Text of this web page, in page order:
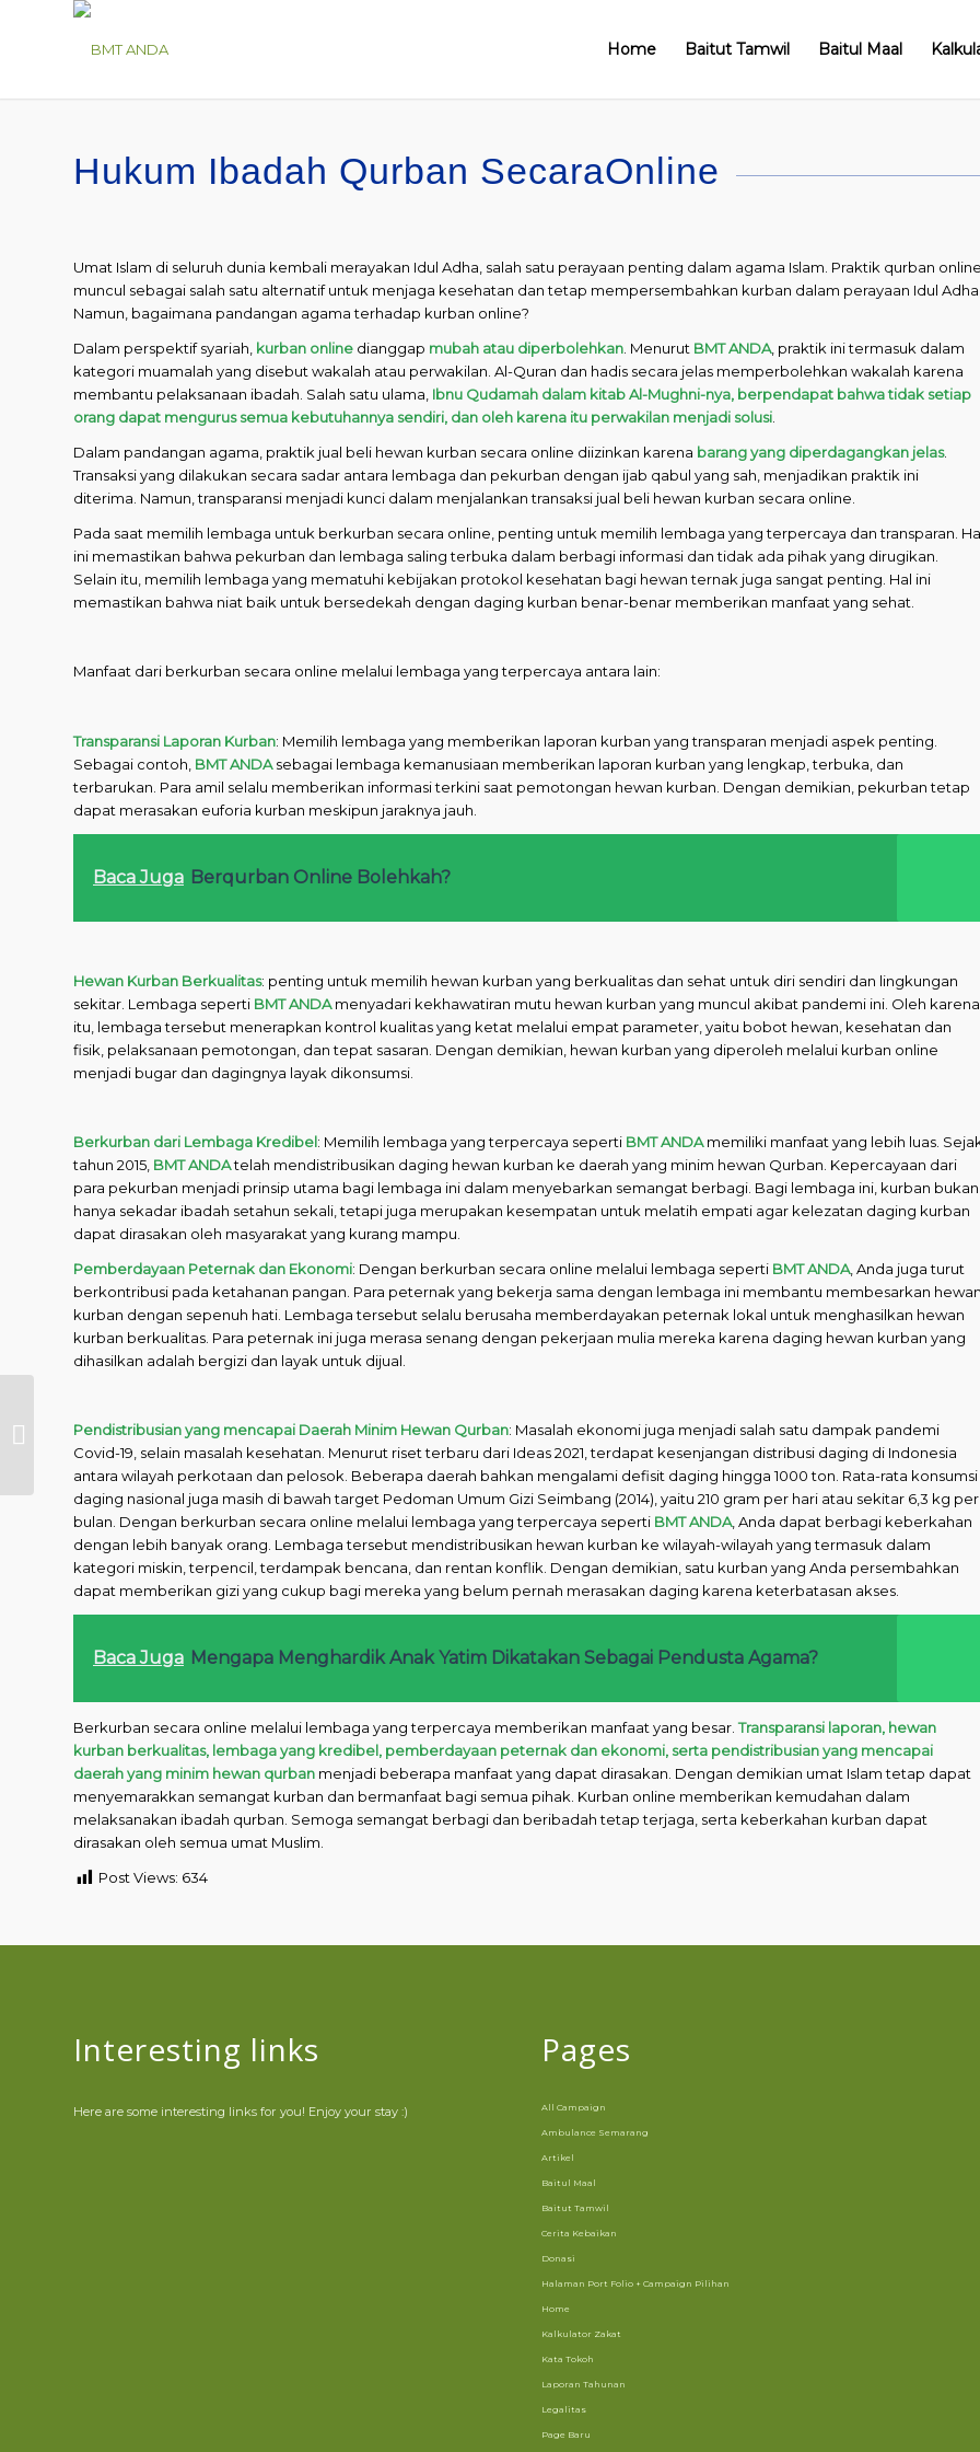
Home Baitut Tamwil Baitul Maal
Hukum Ibadah Qurban SecaraOnline
Umat Islam di seluruh dunia kembali merayakan Idul Adha, salah satu perayaan penting dalam agama Islam. Praktik qurban
muncul sebagai salah satu alternatif untuk menjaga kesehatan dan tetap mempersembahkan kurban dalam perayaan Idul
Namun, bagaimana pandangan agama terhadap kurban online?
Dalam perspektif syariah, kurban online dianggap mubah atau diperbolehkan. Menurut BMT ANDA, praktik ini termasuk dalam
kategori muamalah yang disebut wakalah atau perwakilan. Al-Quran dan hadis secara jelas memperbolehkan wakalah karena
membantu pelaksanaan ibadah. Salah satu ulama, Ibnu Qudamah dalam kitab Al-Mughni-nya, berpendapat bahwa tidak setiap
orang dapat mengurus semua kebutuhannya sendiri, dan oleh karena itu perwakilan menjadi solusi.
Dalam pandangan agama, praktik jual beli hewan kurban secara online diizinkan karena barang yang diperdagangkan jelas.
Transaksi yang dilakukan secara sadar antara lembaga dan pekurban dengan ijab qabul yang sah, menjadikan praktik ini
diterima. Namun, transparansi menjadi kunci dalam menjalankan transaksi jual beli hewan kurban secara online.
Pada saat memilih lembaga untuk berkurban secara online, penting untuk memilih lembaga yang terpercaya dan transparan.
ini memastikan bahwa pekurban dan lembaga saling terbuka dalam berbagi informasi dan tidak ada pihak yang dirugikan.
Selain itu, memilih lembaga yang mematuhi kebijakan protokol kesehatan bagi hewan ternak juga sangat penting. Hal ini
memastikan bahwa niat baik untuk bersedekah dengan daging kurban benar-benar memberikan manfaat yang sehat.
Manfaat dari berkurban secara online melalui lembaga yang terpercaya antara lain:
Transparansi Laporan Kurban: Memilih lembaga yang memberikan laporan kurban yang transparan menjadi aspek penting.
Sebagai contoh, BMT ANDAsebagai lembaga kemanusiaan memberikan laporan kurban yang lengkap, terbuka, dan
terbarukan. Para amil selalu memberikan informasi terkini saat pemotongan hewan kurban. Dengan demikian, pekurban tetap
dapat merasakan euforia kurban meskipun jaraknya jauh.
Baca Juga Berqurban Online Bolehkah?
Hewan Kurban Berkualitas: penting untuk memilih hewan kurban yang berkualitas dan sehat untuk diri sendiri dan lingkungan
sekitar. Lembaga seperti BMT ANDAmenyadari kekhawatiran mutu hewan kurban yang muncul akibat pandemi ini. Oleh karena
itu, lembaga tersebut menerapkan kontrol kualitas yang ketat melalui empat parameter, yaitu bobot hewan, kesehatan dan
fisik, pelaksanaan pemotongan, dan tepat sasaran. Dengan demikian, hewan kurban yang diperoleh melalui kurban online
menjadi bugar dan dagingnya layak dikonsumsi.
Berkurban dari Lembaga Kredibel: Memilih lembaga yang terpercaya seperti BMT ANDAmemiliki manfaat yang lebih luas.
tahun 2015, BMT ANDAtelah mendistribusikan daging hewan kurban ke daerah yang minim hewan Qurban. Kepercayaan dari
para pekurban menjadi prinsip utama bagi lembaga ini dalam menyebarkan semangat berbagi. Bagi lembaga ini, kurban bukan
hanya sekadar ibadah setahun sekali, tetapi juga merupakan kesempatan untuk melatih empati agar kelezatan daging kurban
dapat dirasakan oleh masyarakat yang kurang mampu.
Pemberdayaan Peternak dan Ekonomi: Dengan berkurban secara online melalui lembaga seperti BMT ANDA, Anda juga turut
berkontribusi pada ketahanan pangan. Para peternak yang bekerja sama dengan lembaga ini membantu membesarkan
kurban dengan sepenuh hati. Lembaga tersebut selalu berusaha memberdayakan peternak lokal untuk menghasilkan hewan
kurban berkualitas. Para peternak ini juga merasa senang dengan pekerjaan mulia mereka karena daging hewan kurban yang
dihasilkan adalah bergizi dan layak untuk dijual.
Pendistribusian yang mencapai Daerah Minim Hewan Qurban: Masalah ekonomi juga menjadi salah satu dampak pandemi
Covid-19, selain masalah kesehatan. Menurut riset terbaru dari Ideas 2021, terdapat kesenjangan distribusi daging di Indonesia
antara wilayah perkotaan dan pelosok. Beberapa daerah bahkan mengalami defisit daging hingga 1000 ton. Rata-rata konsumsi
daging nasional juga masih di bawah target Pedoman Umum Gizi Seimbang (2014), yaitu 210 gram per hari atau sekitar 6,3 kg per
bulan. Dengan berkurban secara online melalui lembaga yang terpercaya seperti BMT ANDA, Anda dapat berbagi keberkahan
dengan lebih banyak orang. Lembaga tersebut mendistribusikan hewan kurban ke wilayah-wilayah yang termasuk dalam
kategori miskin, terpencil, terdampak bencana, dan rentan konflik. Dengan demikian, satu kurban yang Anda persembahkan
dapat memberikan gizi yang cukup bagi mereka yang belum pernah merasakan daging karena keterbatasan akses.
Baca Juga Mengapa Menghardik Anak Yatim Dikatakan Sebagai Pendusta Agama?
Berkurban secara online melalui lembaga yang terpercaya memberikan manfaat yang besar.Transparansi laporan, hewan
kurban berkualitas, lembaga yang kredibel, pemberdayaan peternak dan ekonomi, serta pendistribusian yang mencapai
daerah yang minim hewan qurban menjadi beberapa manfaat yang dapat dirasakan. Dengan demikian umat Islam tetap dapat
menyemarakkan semangat kurban dan bermanfaat bagi semua pihak. Kurban online memberikan kemudahan dalam
melaksanakan ibadah qurban. Semoga semangat berbagi dan beribadah tetap terjaga, serta keberkahan kurban dapat
dirasakan oleh semua umat Muslim.
Post Views: 634
Interesting links
Here are some interesting links for you! Enjoy your stay :)
Pages
All Campaign
Ambulance Semarang
Artikel
Baitul Maal
Baitut Tamwil
Cerita Kebaikan
Donasi
Halaman Port Folio + Campaign Pilihan
Home
Kalkulator Zakat
Kata Tokoh
Laporan Tahunan
Legalitas
Page Baru
Qurban dalam
Agama Islam: Dalil
dari Al-Qur’an dan
Hadit...